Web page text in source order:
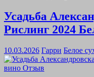
Усадьба
Рислинг 2024
10.03.2026 Гарри Белое